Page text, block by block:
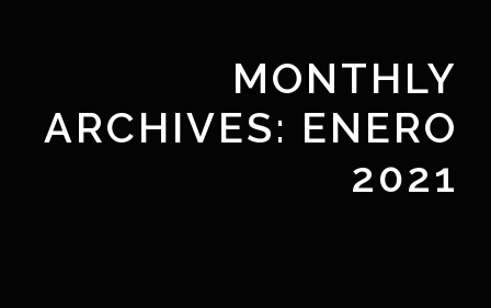
MONTHLY
ARCHIVES: ENERO
2021